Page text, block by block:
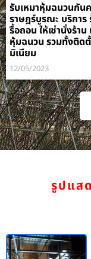
รับเหมาหุ้มฉนวนกัน
ราษฎร์บูรณะ บริกา
รื้อถอน ให้เช่านั่งร้าน
หุ้มฉนวน รวมทั้งติด
มิเนียม
12/05/2023
รูปแส